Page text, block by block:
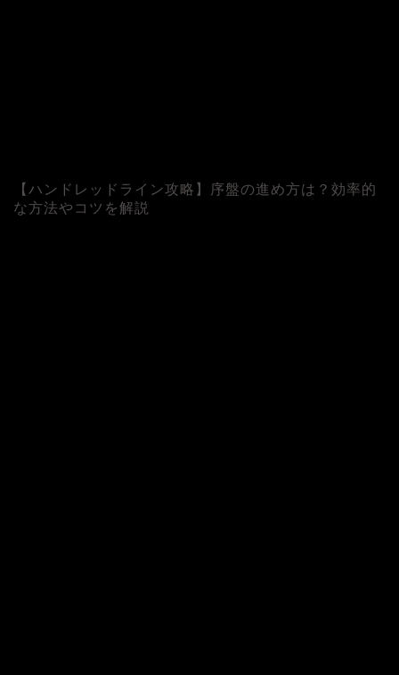
【ハンドレッドライン攻略】序盤の進め方は？効率的
な方法やコツを解説